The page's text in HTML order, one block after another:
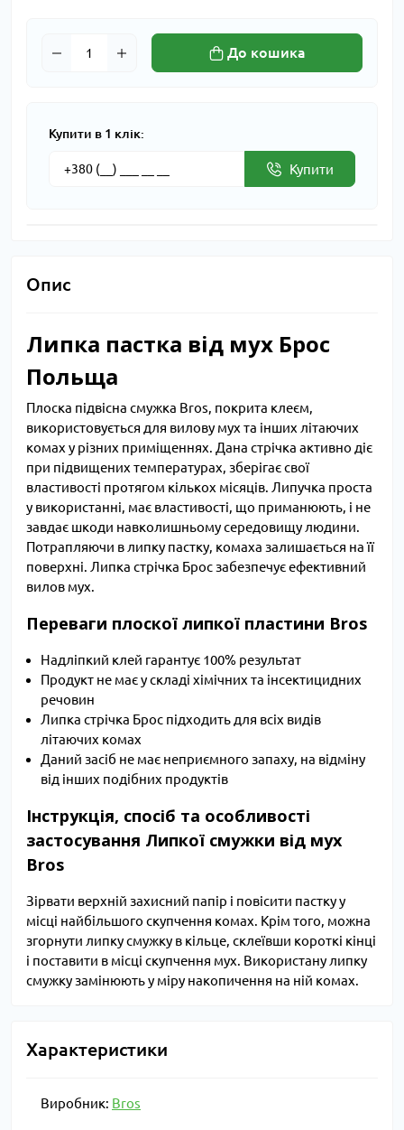
До кошика
Купити в 1 клік:
Купити
Опис
Липка пастка від мух Брос
Польща
Плоска підвісна смужка Bros, покрита клеєм,
використовується для вилову мух та інших літаючих
комах у різних приміщеннях. Дана стрічка активно діє
при підвищених температурах, зберігає свої
властивості протягом кількох місяців. Липучка проста
у використанні, має властивості, що приманюють, і не
завдає шкоди навколишньому середовищу людини.
Потрапляючи в липку пастку, комаха залишається на її
поверхні. Липка стрічка Брос забезпечує ефективний
вилов мух.
Переваги плоскої липкої пластини Bros
Надліпкий клей гарантує 100% результат
Продукт не має у складі хімічних та інсектицидних
речовин
Липка стрічка Брос підходить для всіх видів
літаючих комах
Даний засіб не має неприємного запаху, на відміну
від інших подібних продуктів
Інструкція, спосіб та особливості
застосування Липкої смужки від мух
Bros
Зірвати верхній захисний папір і повісити пастку у
місці найбільшого скупчення комах. Крім того, можна
згорнути липку смужку в кільце, склеївши короткі кінці
і поставити в місці скупчення мух. Використану липку
смужку замінюють у міру накопичення на ній комах.
Характеристики
Виробник: Bros